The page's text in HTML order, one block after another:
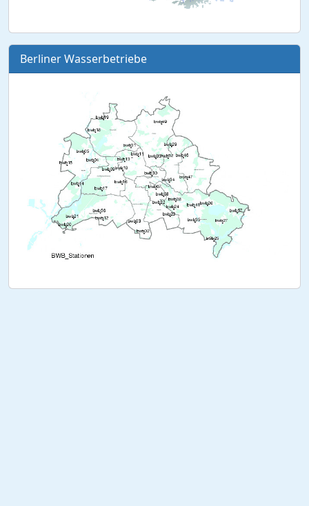
Berliner Wasserbetriebe